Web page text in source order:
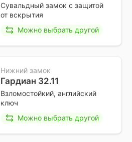
Сувальдный замок с защитой
от вскрытия
Можно выбрать другой
Нижний замок
Гардиан 32.11
Взломостойкий, английский
ключ
Можно выбрать другой